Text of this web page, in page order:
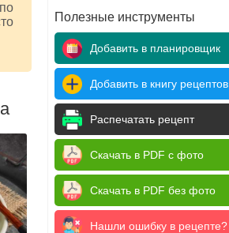
Полезные инструменты
Добавить в планировщик
Добавить в книгу рецептов
Распечатать рецепт
Скачать в PDF с фото
Скачать в PDF без фото
Нашли ошибку в рецепте?